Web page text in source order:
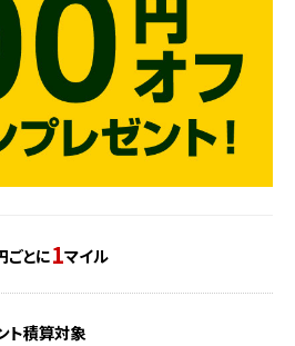
ごとに1マイル
積算対象